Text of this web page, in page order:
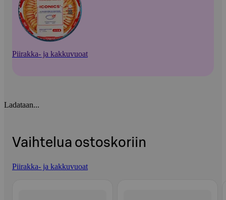
Piirakka- ja kakkuvuoat
Ladataan...
Vaihtelua ostoskoriin
Piirakka- ja kakkuvuoat